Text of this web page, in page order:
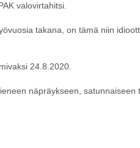
valovirtahitsi.
takana, on tämä niin
24.8.2020.
näpräykseen,